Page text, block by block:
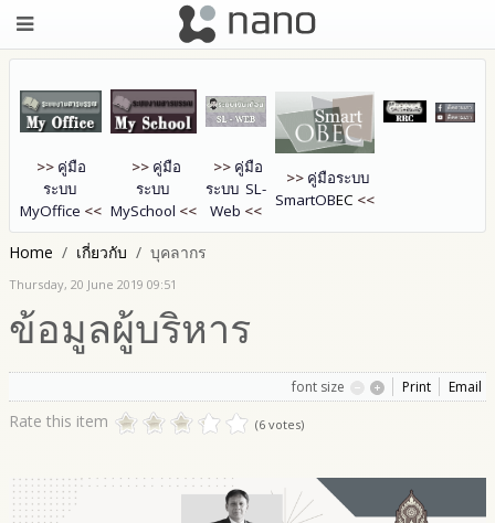
>> คู่มือ
ระบบ
MyOffice <<
>> คู่มือ
ระบบ
MySchool <<
>> คู่มือ
ระบบ SL-
Web <<
>> คู่มือระบบ
SmartOBEC <<
Home เกี่ยวกับ บุคลากร
Thursday, 20 June 2019 09:51
ข้อมูลผู้บริหาร
font size Print Email
Rate this item (6 votes)